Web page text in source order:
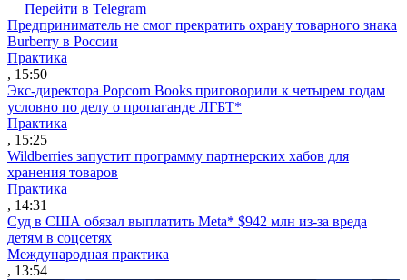
Перейти в Telegram
Предприниматель не смог прекратить охрану товарного знака
Burberry в России
Практика
, 15:50
Экс-директора Popcorn Books приговорили к четырем годам
условно по делу о пропаганде ЛГБТ*
Практика
, 15:25
Wildberries запустит программу партнерских хабов для
хранения товаров
Практика
, 14:31
Суд в США обязал выплатить Meta* $942 млн из-за вреда
детям в соцсетях
Международная практика
, 13:54